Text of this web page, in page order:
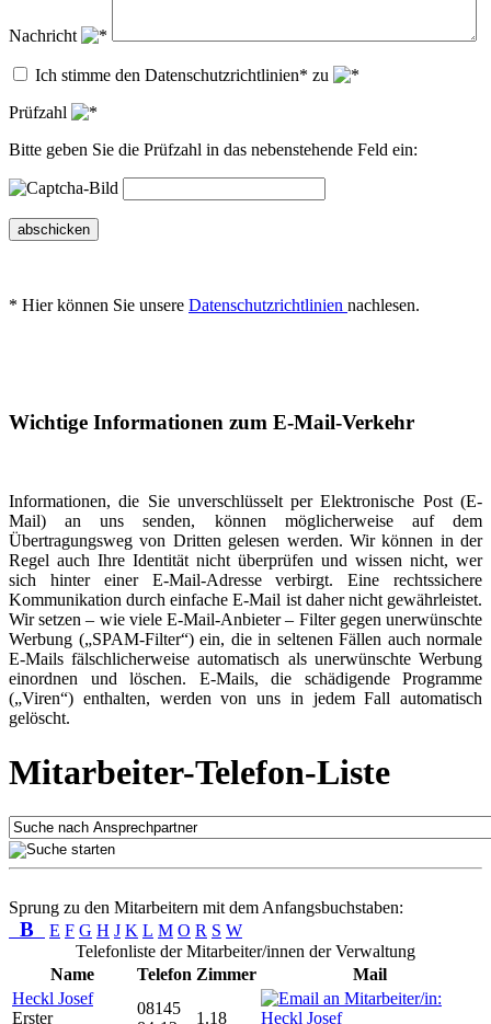
Nachricht
Ich stimme den Datenschutzrichtlinien* zu
Prüfzahl
Bitte geben Sie die Prüfzahl in das nebenstehende Feld ein:
abschicken
* Hier können Sie unsere Datenschutzrichtlinien nachlesen.
Wichtige Informationen zum E-Mail-Verkehr
Informationen, die Sie unverschlüsselt per Elektronische Post (E-
Mail) an uns senden, können möglicherweise auf dem
Übertragungsweg von Dritten gelesen werden. Wir können in der
Regel auch Ihre Identität nicht überprüfen und wissen nicht, wer
sich hinter einer E-Mail-Adresse verbirgt. Eine rechtssichere
Kommunikation durch einfache E-Mail ist daher nicht gewährleistet.
Wir setzen – wie viele E-Mail-Anbieter – Filter gegen unerwünschte
Werbung („SPAM-Filter“) ein, die in seltenen Fällen auch normale
E-Mails fälschlicherweise automatisch als unerwünschte Werbung
einordnen und löschen. E-Mails, die schädigende Programme
(„Viren“) enthalten, werden von uns in jedem Fall automatisch
gelöscht.
Mitarbeiter-Telefon-Liste
Sprung zu den Mitarbeitern mit dem Anfangsbuchstaben:
B E F G H J K L M O R S W
Telefonliste der Mitarbeiter/innen der Verwaltung
Name
Telefon Zimmer
Mail
Heckl Josef
Erster
08145
1.18